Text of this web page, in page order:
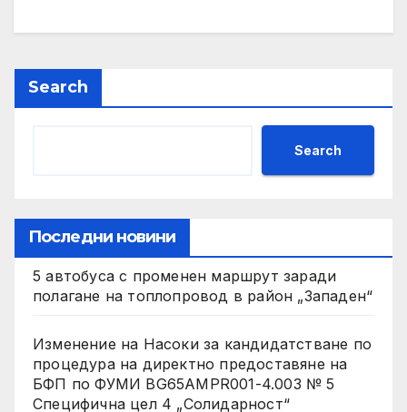
Search
Search
Последни новини
5 автобуса с променен маршрут заради
полагане на топлопровод в район „Западен“
Изменение на Насоки за кандидатстване по
процедура на директно предоставяне на
БФП по ФУМИ BG65AMPR001-4.003 № 5
Специфична цел 4 „Солидарност“